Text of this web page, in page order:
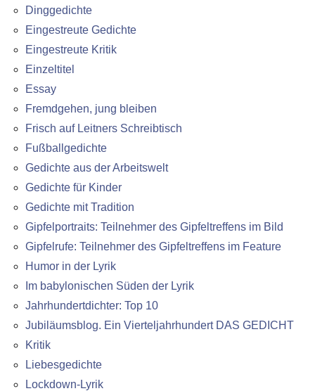
Dinggedichte
Eingestreute Gedichte
Eingestreute Kritik
Einzeltitel
Essay
Fremdgehen, jung bleiben
Frisch auf Leitners Schreibtisch
Fußballgedichte
Gedichte aus der Arbeitswelt
Gedichte für Kinder
Gedichte mit Tradition
Gipfelportraits: Teilnehmer des Gipfeltreffens im Bild
Gipfelrufe: Teilnehmer des Gipfeltreffens im Feature
Humor in der Lyrik
Im babylonischen Süden der Lyrik
Jahrhundertdichter: Top 10
Jubiläumsblog. Ein Vierteljahrhundert DAS GEDICHT
Kritik
Liebesgedichte
Lockdown-Lyrik